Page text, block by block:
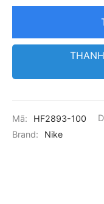
Mã: HF2893-100
Brand:
Nike